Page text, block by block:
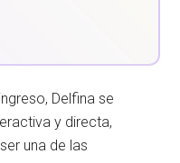
Delfina se
y directa,
una de las